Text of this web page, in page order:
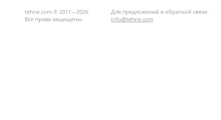
tehne.com © 2011—2026
Все права защищены.
Для предложений и обратной связи:
info@tehne.com